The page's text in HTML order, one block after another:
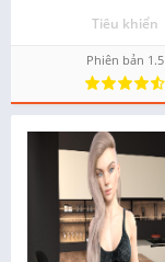
Tiêu khiển
Phiên bản 1.5